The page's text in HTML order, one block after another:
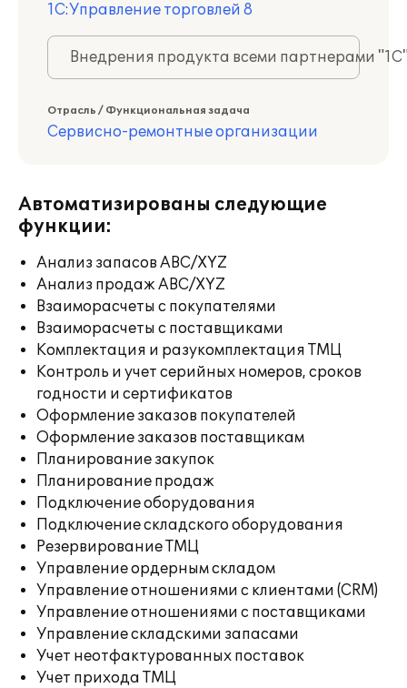
1С:Управление торговлей 8
Внедрения продукта всеми партнерами
Отрасль / Функциональная задача
Сервисно-ремонтные организации
Автоматизированы следующие
функции:
Анализ запасов ABC/XYZ
Анализ продаж ABC/XYZ
Взаиморасчеты с покупателями
Взаиморасчеты с поставщиками
Комплектация и разукомплектация ТМЦ
Контроль и учет серийных номеров, сроков
годности и сертификатов
Оформление заказов покупателей
Оформление заказов поставщикам
Планирование закупок
Планирование продаж
Подключение оборудования
Подключение складского оборудования
Резервирование ТМЦ
Управление ордерным складом
Управление отношениями с клиентами (CRM)
Управление отношениями с поставщиками
Управление складскими запасами
Учет неотфактурованных поставок
Учет прихода ТМЦ